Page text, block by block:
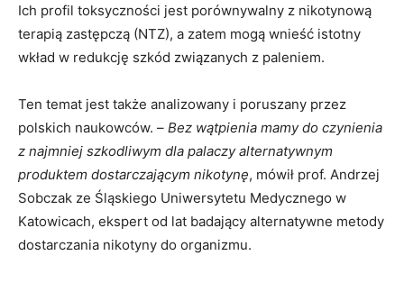
Ich profil toksyczności jest porównywalny z nikotynową
terapią zastępczą (NTZ), a zatem mogą wnieść istotny
wkład w redukcję szkód związanych z paleniem.
Ten temat jest także analizowany i poruszany przez
polskich naukowców. – Bez wątpienia mamy do czynienia
z najmniej szkodliwym dla palaczy alternatywnym
produktem dostarczającym nikotynę, mówił prof. Andrzej
Sobczak ze Śląskiego Uniwersytetu Medycznego w
Katowicach, ekspert od lat badający alternatywne metody
dostarczania nikotyny do organizmu.